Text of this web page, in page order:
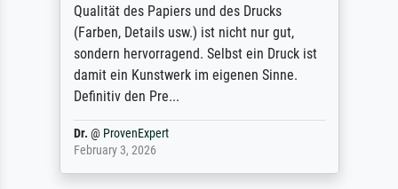
Qualität des Papiers und des Drucks
(Farben, Details usw.) ist nicht nur gut,
sondern hervorragend. Selbst ein Druck ist
damit ein Kunstwerk im eigenen Sinne.
Definitiv den Pre...
Dr. @ ProvenExpert
February 3, 2026